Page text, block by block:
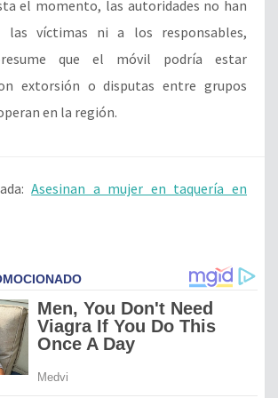
el momento, las autoridades no han
las víctimas ni a los responsables,
que el móvil podría estar
extorsión o disputas entre grupos
en la región.
Asesinan a mujer en taquería en